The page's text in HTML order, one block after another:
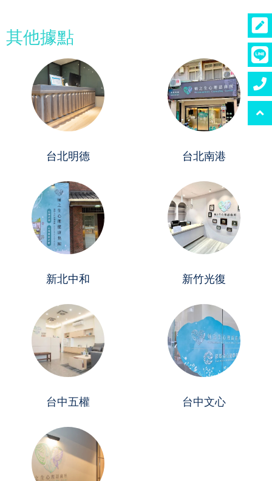
其他據點
台北明德 台北南港
新北中和 新竹光復
台中五權 台中文心